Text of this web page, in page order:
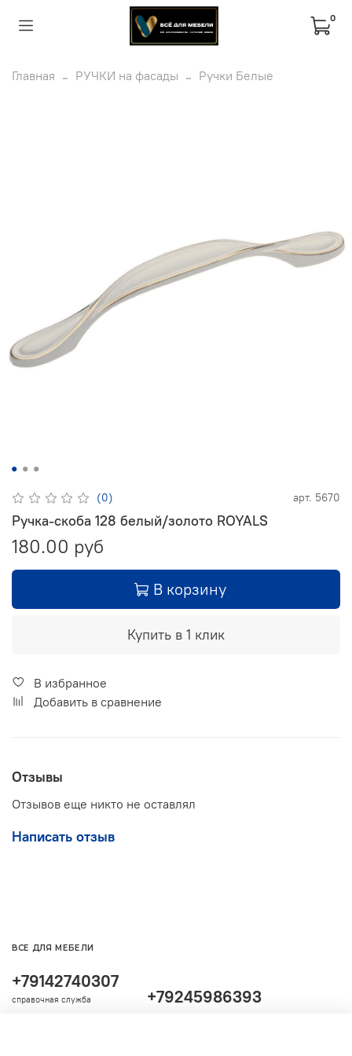
0
Главная РУЧКИ на фасады Ручки Белые
(0) арт. 5670
Ручка-скоба 128 белый/золото ROYALS
180.00 руб
В корзину
Купить в 1 клик
В избранное
Добавить в сравнение
Отзывы
Отзывов еще никто не оставлял
Написать отзыв
+79142740307
справочная служба +79245986393
ВСЕ ДЛЯ МЕБЕЛИ